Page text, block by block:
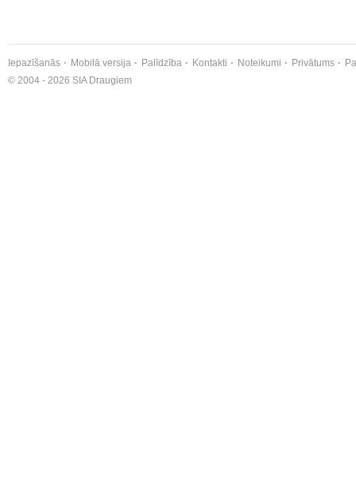
Iepazīšanās Mobilā versija Palīdzība Kontakti Noteikumi Privātums
© 2004 - 2026 SIA Draugiem